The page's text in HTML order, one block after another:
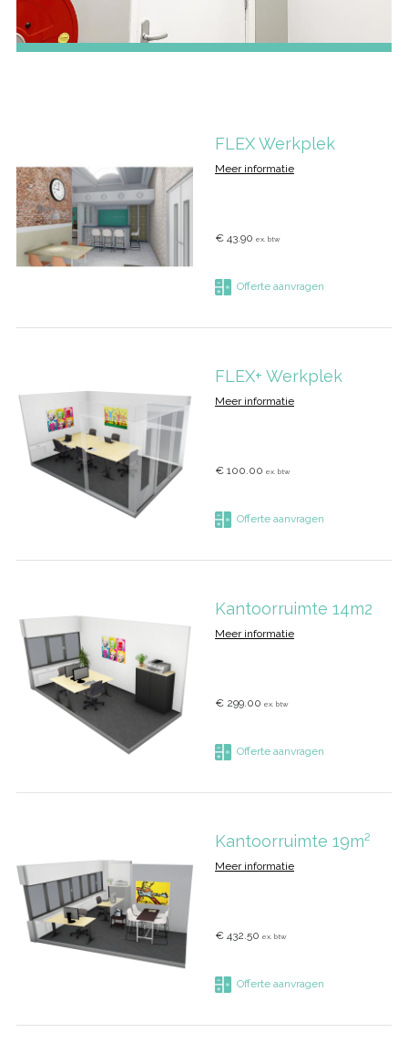
FLEX Werkplek
Meer informatie
€ 43.90 ex. btw
Offerte aanvragen
FLEX+ Werkplek
Meer informatie
€ 100.00 ex. btw
Offerte aanvragen
Kantoorruimte 14m2
Meer informatie
€ 299.00 ex. btw
Offerte aanvragen
Kantoorruimte 19m²
Meer informatie
€ 432.50 ex. btw
Offerte aanvragen